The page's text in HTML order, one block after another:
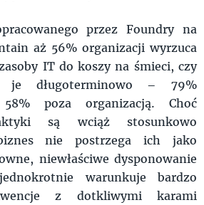
przez Foundry na
aż 56% organizacji wyrzuca
IT do koszy na śmieci, czy
je długoterminowo – 79%
poza organizacją. Choć
są wciąż stosunkowo
nie postrzega ich jako
niewłaściwe dysponowanie
warunkuje bardzo
z dotkliwymi karami